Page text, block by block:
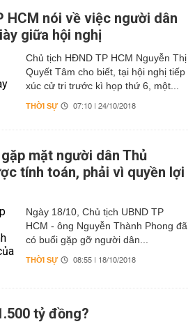
HCM nói về việc người dân
giữa hội nghị
Chủ tịch HĐND TP HCM Nguyễn Thị
Quyết Tâm cho biết, tại hội nghị tiếp
xúc cử tri trước kì họp thứ 6, một...
THỜI SỰ 07:10 | 24/10/2018
mặt người dân Thủ
tính toán, phải vì quyền lợi
Ngày 18/10, Chủ tịch UBND TP
HCM - ông Nguyễn Thành Phong đã
có buổi gặp gỡ người dân...
THỜI SỰ 08:55 | 18/10/2018
tỷ đồng?